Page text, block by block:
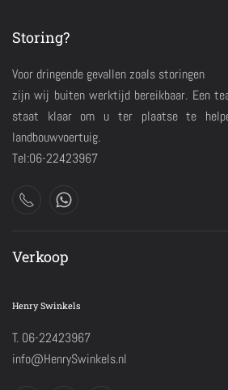
Storing?
Voor dringende gevallen zoals storingen
zijn wij buiten werktijd bereikbaar. Een
staat klaar om u ter plaatse te
landbouwvoertuig.
Tel:06-22423967
Verkoop
Henry Swinkels
T. 06-22423967
info@HenrySwinkels.nl